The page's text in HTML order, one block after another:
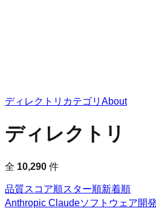
ディレクトリ カテゴリ About
ディレクトリ
全 10,290 件
品質スコア順スター順新着順
Anthropic Claudeソフトウェア開発